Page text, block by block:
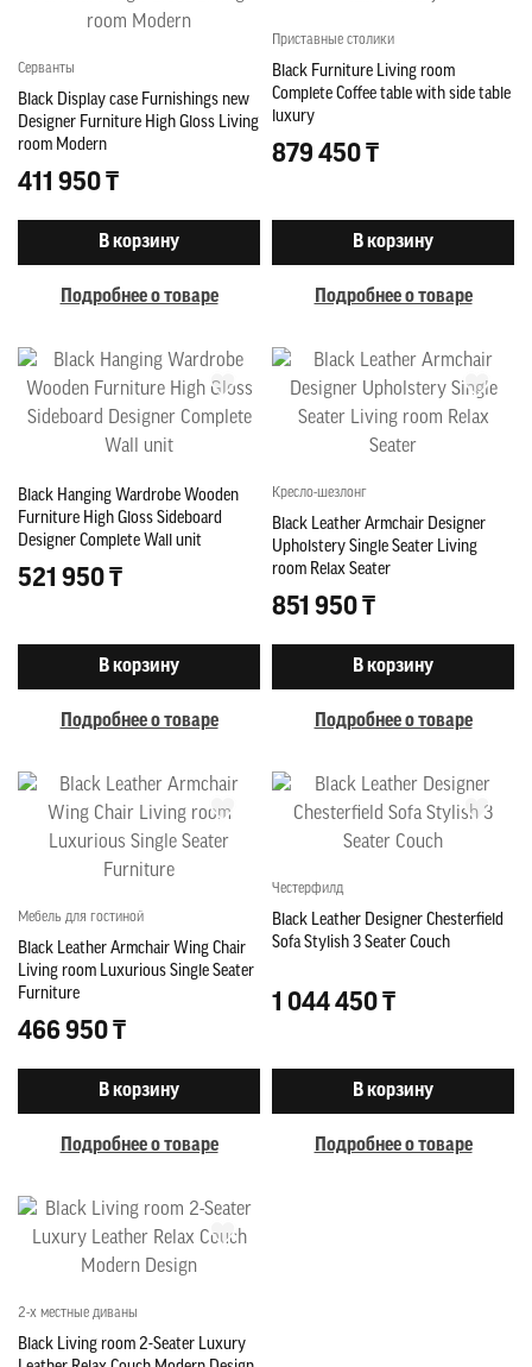
Серванты
Black Display case Furnishings new
Designer Furniture High Gloss Living
room Modern
411 950 ₸
В корзину
Подробнее о товаре
Приставные столики
Black Furniture Living room
Complete Coffee table with side table
luxury
879 450 ₸
В корзину
Подробнее о товаре
Black Hanging Wardrobe Wooden
Furniture High Gloss Sideboard
Designer Complete Wall unit
521 950 ₸
В корзину
Подробнее о товаре
Кресло-шезлонг
Black Leather Armchair Designer
Upholstery Single Seater Living
room Relax Seater
851 950 ₸
В корзину
Подробнее о товаре
Мебель для гостиной
Black Leather Armchair Wing Chair
Living room Luxurious Single Seater
Furniture
466 950 ₸
В корзину
Подробнее о товаре
Честерфилд
Black Leather Designer Chesterfield
Sofa Stylish 3 Seater Couch
1 044 450 ₸
В корзину
Подробнее о товаре
2-х местные диваны
Black Living room 2-Seater Luxury